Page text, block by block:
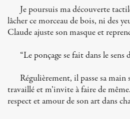
Je poursuis ma découverte
lâcher ce morceau de bois, ni des
Claude ajuste son masque et
“Le ponçage se fait dans le
Régulièrement, il passe sa
travaillé et m’invite à faire de
respect et amour de son art dans